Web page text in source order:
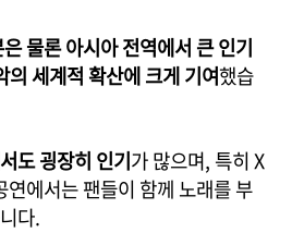
물론 아시아 전역에서 큰 인기
의 세계적 확산에 크게 기여했습
도 굉장히 인기가 많으며, 특히 X
에서는 팬들이 함께 노래를 부
다.